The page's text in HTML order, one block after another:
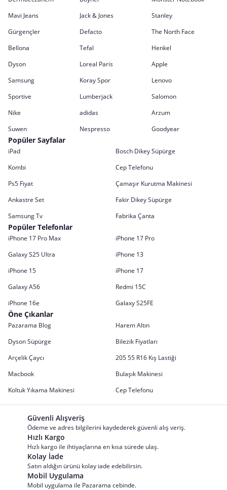
Mavi Jeans
Jack & Jones
Stanley
Gürgençler
Defacto
The North Face
Bellona
Tefal
Henkel
Dyson
Loreal Paris
Apple
Samsung
Koray Spor
Lenovo
Sportive
Lumberjack
Salomon
Nike
adidas
Arzum
Suwen
Nespresso Goodyear
Popüler Sayfalar
iPad
Bosch Dikey Süpürge
Kombi
Cep Telefonu
Ps5 Fiyat
Çamaşır Kurutma Makinesi
Ankastre Set
Fakir Dikey Süpürge
Samsung Tv
Fabrika Çanta
Popüler Telefonlar
iPhone 17 Pro Max
iPhone 17 Pro
Galaxy S25 Ultra
iPhone 13
iPhone 15
iPhone 17
Galaxy A56
Redmi 15C
iPhone 16e
Galaxy S25FE
Öne Çıkanlar
Pazarama Blog
Harem Altın
Dyson Süpürge
Bilezik Fiyatları
Arçelik Çaycı
205 55 R16 Kış Lastiği
Macbook
Bulaşık Makinesi
Koltuk Yıkama Makinesi
Cep Telefonu
Güvenli Alışveriş
Ödeme ve adres bilgilerini kaydederek güvenli alış veriş.
Hızlı Kargo
Hızlı kargo ile ihtiyaçlarına en kısa sürede ulaş.
Kolay İade
Satın aldığın ürünü kolay iade edebilirsin.
Mobil Uygulama
Mobil uygulama ile Pazarama cebinde.